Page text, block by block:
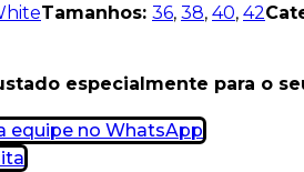
Tamanhos: 36, 38, 40, 42
especialmente para o
equipe no WhatsApp